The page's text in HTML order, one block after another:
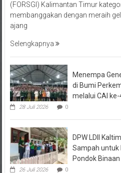
membanggakan dengan meraih
ajang
di Bumi
melalui CAI ke-
28 Juli 2026 0
Sampah untuk
Pondok Binaan
26 Juli 2026 0